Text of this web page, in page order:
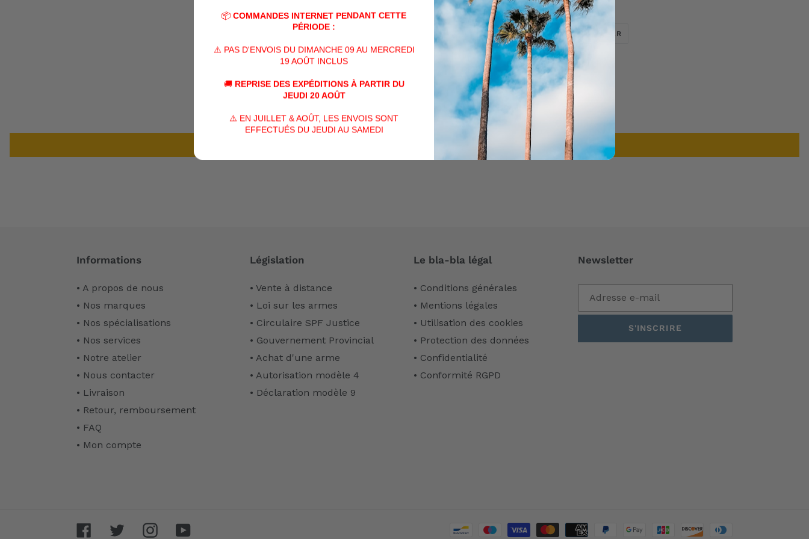
PARTAGER
PARTAGER
SUR
FACEBOOK
TWEETER
TWEETER
SUR
TWITTER
ÉPINGLER
Soyez le premier à écrire un avis
Informations
• A propos de nous
• Nos marques
• Nos spécialisations
• Nos services
• Notre atelier
• Nous contacter
• Livraison
• Retour, remboursement
• FAQ
• Mon compte
Législation
• Vente à distance
• Loi sur les armes
• Circulaire SPF Justice
• Gouvernement Provincial
• Achat d'une arme
• Autorisation modèle 4
• Déclaration modèle 9
Le bla-bla légal
• Conditions générales
• Mentions légales
• Utilisation des cookies
• Protection des données
• Confidentialité
• Conformité RGPD
Newsletter
S'INSCRIRE
FacebookTwitterInstagram
📦 COMMANDES INTERNET PENDANT CETTE
PÉRIODE :
⚠️ PAS D'ENVOIS DU DIMANCHE 09 AU MERCREDI
19 AOÛT INCLUS
🚚 REPRISE DES EXPÉDITIONS À PARTIR DU
JEUDI 20 AOÛT
⚠️ EN JUILLET & AOÛT, LES ENVOIS SONT
EFFECTUÉS DU JEUDI AU SAMEDI